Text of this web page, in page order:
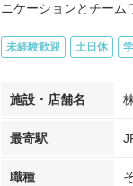
ニケーションとチーム
未経験歓迎 土日休
施設・店舗名
最寄駅
職種